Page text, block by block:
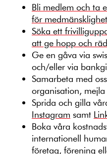
Bli medlem och ta
för
Söka ett
att ge hopp och
Ge en gåva via
och/eller via
Samarbeta med
organisation, mejla
Sprida och gilla
Instagram samt
Boka våra
internationell
företag, förening